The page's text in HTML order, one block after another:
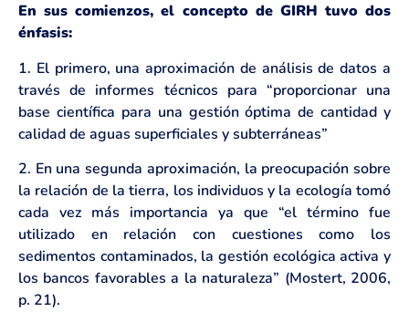
En sus comienzos, el concepto de GIRH tuvo dos
énfasis:
1. El primero, una aproximación de análisis de datos a
través de informes técnicos para “proporcionar una
base científica para una gestión óptima de cantidad y
calidad de aguas superficiales y subterráneas”
2. En una segunda aproximación, la preocupación sobre
la relación de la tierra, los individuos y la ecología tomó
cada vez más importancia ya que “el término fue
utilizado en relación con cuestiones como los
sedimentos contaminados, la gestión ecológica activa y
los bancos favorables a la naturaleza” (Mostert, 2006,
p. 21).